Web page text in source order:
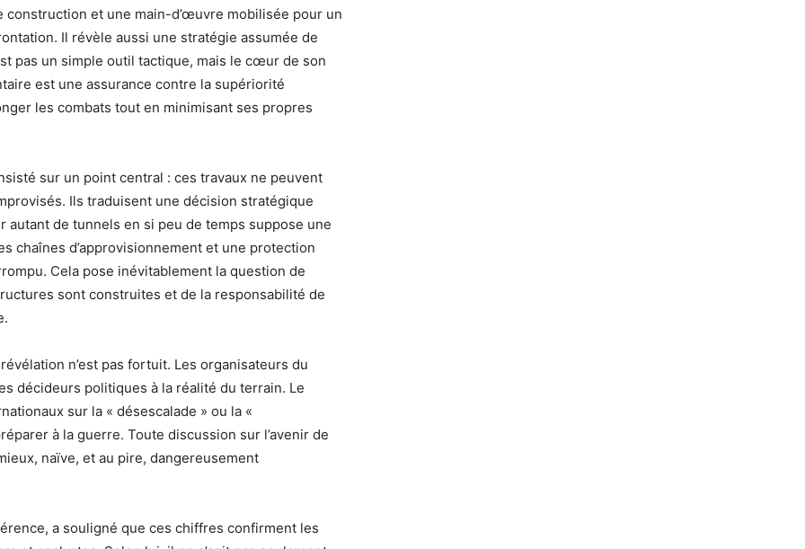
construction et une main-d’œuvre mobilisée pour un
Il révèle aussi une stratégie assumée de
pas un simple outil tactique, mais le cœur de son
est une assurance contre la supériorité
les combats tout en minimisant ses propres
sur un point central : ces travaux ne peuvent
Ils traduisent une décision stratégique
autant de tunnels en si peu de temps suppose une
chaînes d’approvisionnement et une protection
Cela pose inévitablement la question de
sont construites et de la responsabilité de
n’est pas fortuit. Les organisateurs du
décideurs politiques à la réalité du terrain. Le
sur la « désescalade » ou la «
à la guerre. Toute discussion sur l’avenir de
naïve, et au pire, dangereusement
a souligné que ces chiffres confirment les